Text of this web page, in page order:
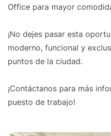
Office para mayor
¡No dejes pasar esta
moderno, funcional y
puntos de la ciudad.
¡Contáctanos para más
puesto de trabajo!